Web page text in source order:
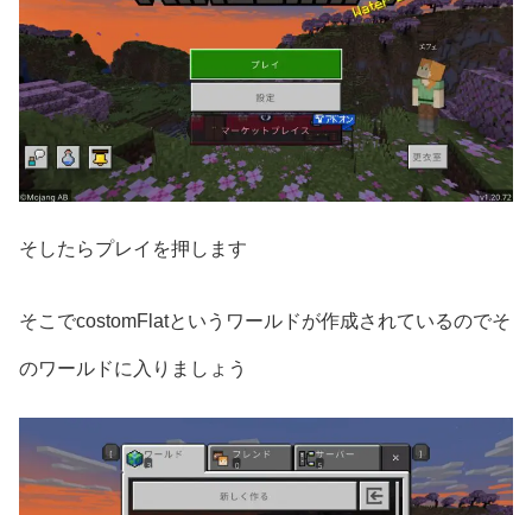
そしたらプレイを押します
そこでcostomFlatというワールドが作成されているのでそ
のワールドに入りましょう